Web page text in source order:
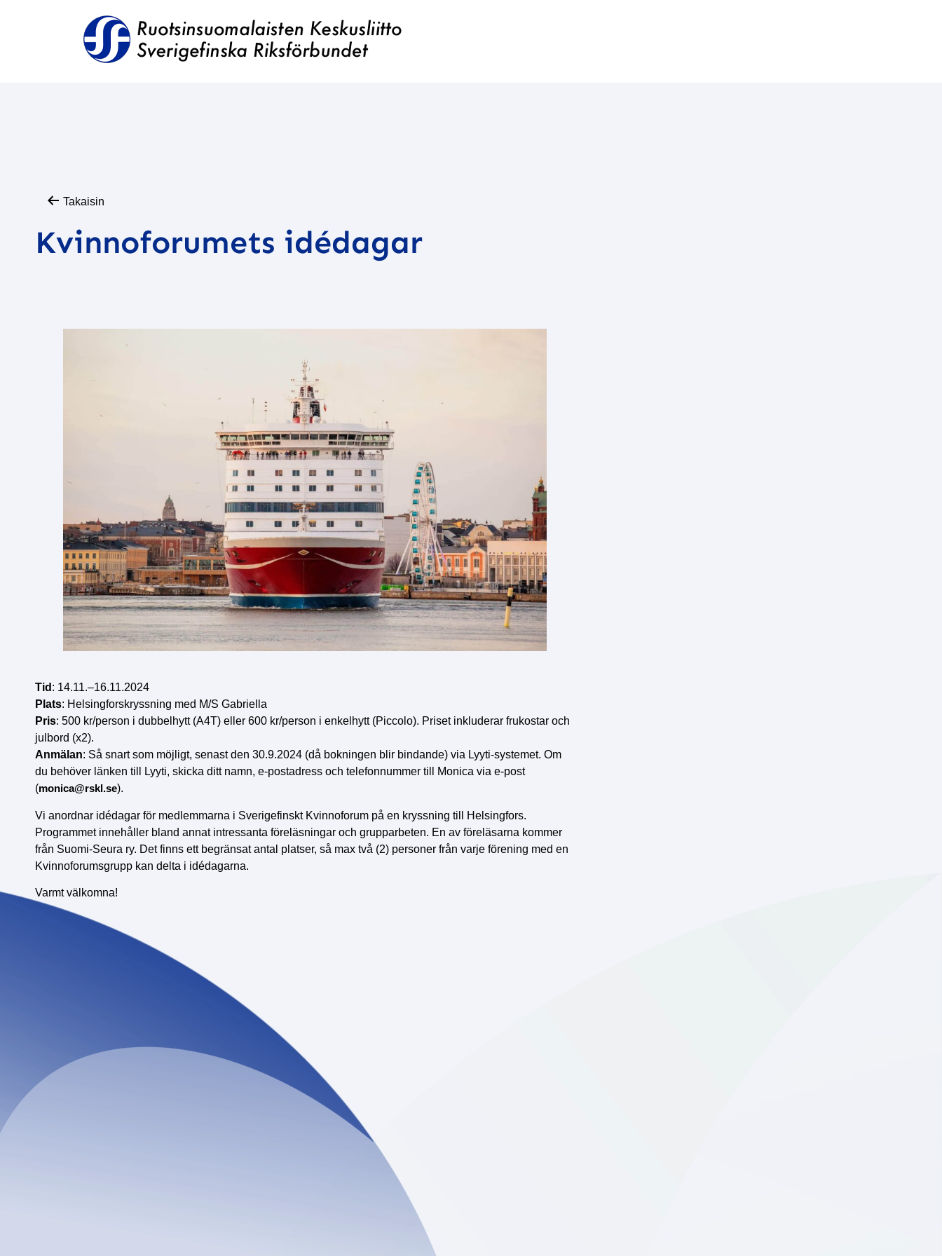
Takaisin
Kvinnoforumets idédagar
Tid : 14.11.–16.11.2024
Plats: Helsingforskryssning med M/S Gabriella
Pris: 500 kr/person i dubbelhytt (A4T) eller 600 kr/person i enkelhytt (Piccolo). Priset inkluderar frukostar och
julbord (x2).
Anmälan: Så snart som möjligt, senast den 30.9.2024 (då bokningen blir bindande) via Lyyti-systemet. Om
du behöver länken till Lyyti, skicka ditt namn, e-postadress och telefonnummer till Monica via e-post
(monica@rskl.se).
Vi anordnar idédagar för medlemmarna i Sverigefinskt Kvinnoforum på en kryssning till Helsingfors.
Programmet innehåller bland annat intressanta föreläsningar och grupparbeten. En av föreläsarna kommer
från Suomi-Seura ry. Det finns ett begränsat antal platser, så max två (2) personer från varje förening med en
Kvinnoforumsgrupp kan delta i idédagarna.
Varmt välkomna!